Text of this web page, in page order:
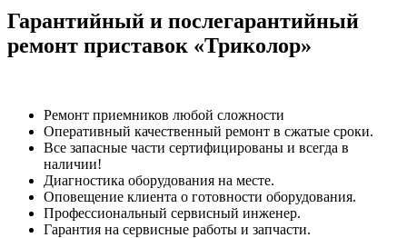
Гарантийный и послегарантийный
ремонт приставок «Триколор»
Ремонт приемников любой сложности
Оперативный качественный ремонт в сжатые сроки.
Все запасные части сертифицированы и всегда в
наличии!
Диагностика оборудования на месте.
Оповещение клиента о готовности оборудования.
Профессиональный сервисный инженер.
Гарантия на сервисные работы и запчасти.